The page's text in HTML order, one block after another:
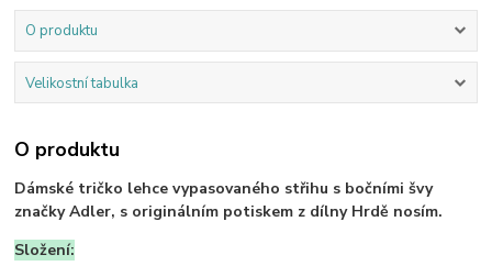
O produktu
Velikostní tabulka
O produktu
Dámské tričko lehce vypasovaného střihu s bočními švy
značky Adler, s originálním potiskem z dílny Hrdě nosím.
Složení: